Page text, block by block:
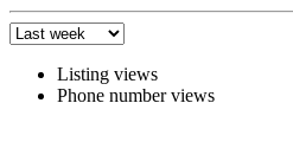
Listing views
Phone number views